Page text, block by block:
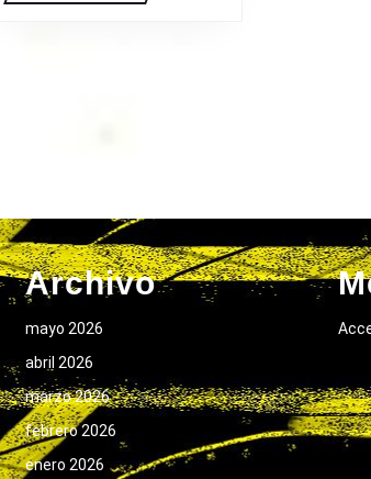
Archivo
mayo 2026
abril 2026
marzo 2026
febrero 2026
enero 2026